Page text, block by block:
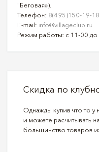
"Беговая»).
Телефон: 8(495)150-19-18
E-mail: info@villageclub.ru
Режим работы: с 11-00
Скидка по
Однажды купив что то у
и можете расчитывать
большинство товаров